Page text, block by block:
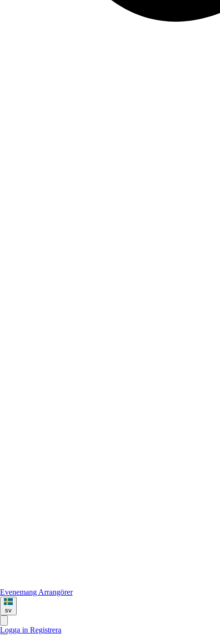
Evenemang Arrangörer
sv
Logga in Registrera